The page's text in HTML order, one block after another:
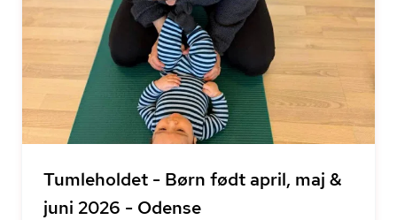
Tumleholdet - Børn født april, maj &
juni 2026 - Odense